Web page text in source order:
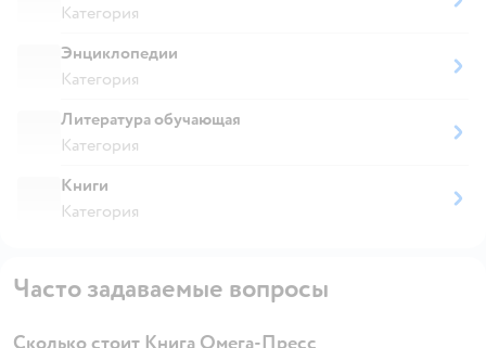
Категория
Энциклопедии
Категория
Литература обучающая
Категория
Книги
Категория
Часто задаваемые вопросы